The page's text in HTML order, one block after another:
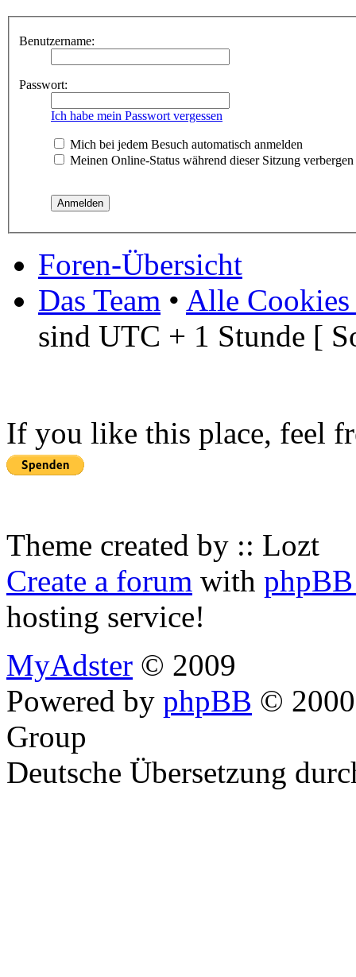
Benutzername:
Passwort:
Ich habe mein Passwort vergessen
Mich bei jedem Besuch automatisch anmelden
Meinen Online-Status während dieser Sitzung verbergen
Foren-Übersicht
Das Team • Alle Cookies
sind UTC + 1 Stunde [
If you like this place, feel
Theme created by :: Lozt
Create a forum with
hosting service!
MyAdster © 2009
Powered by phpBB ©
Group
Deutsche Übersetzung